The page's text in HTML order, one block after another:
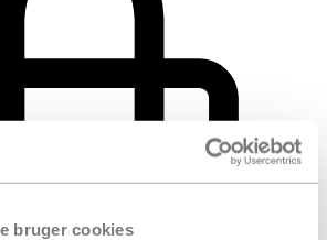
bruger cookies